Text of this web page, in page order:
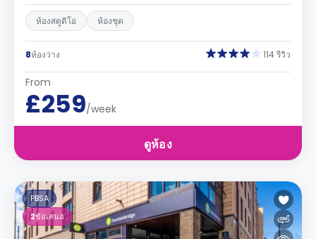
ห้องสตูดิโอ ห้องชุด
8ห้องว่าง 114 รีวิว
From
£259/week
ดูห้อง
PBSA
2ข้อเสนอ